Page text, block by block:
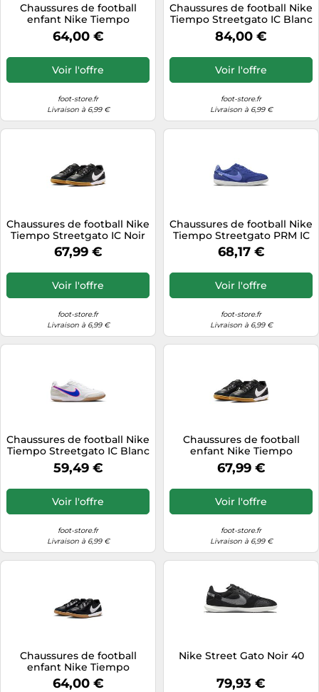
Chaussures de football
enfant Nike Tiempo
Streetgato IC Noir 38 Male
64,00 €
Voir l'offre
foot-store.fr
Livraison à 6,99 €
Chaussures de football Nike
Tiempo Streetgato IC Blanc
42,5 Male
84,00 €
Voir l'offre
foot-store.fr
Livraison à 6,99 €
Chaussures de football Nike
Tiempo Streetgato IC Noir
44,5 Male
67,99 €
Voir l'offre
foot-store.fr
Livraison à 6,99 €
Chaussures de football Nike
Tiempo Streetgato PRM IC
Bleu 45 Male
68,17 €
Voir l'offre
foot-store.fr
Livraison à 6,99 €
Chaussures de football Nike
Tiempo Streetgato IC Blanc
41 Male
59,49 €
Voir l'offre
foot-store.fr
Livraison à 6,99 €
Chaussures de football
enfant Nike Tiempo
Streetgato IC Noir 36,5 Male
67,99 €
Voir l'offre
foot-store.fr
Livraison à 6,99 €
Chaussures de football
enfant Nike Tiempo
Streetgato IC Noir 38,5 Male
64,00 €
Nike Street Gato Noir 40
79,93 €